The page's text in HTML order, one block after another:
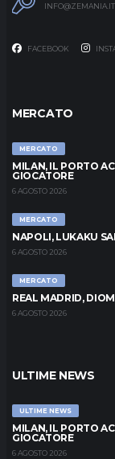
INFO@ZEMANIA.IT
FACEBOOK
MERCATO
MERCATO
MILAN, IL PORTO
GIOCATORE
6 AGOSTO 2026
MERCATO
NAPOLI, LUKAKU
6 AGOSTO 2026
MERCATO
REAL MADRID,
6 AGOSTO 2026
ULTIME NEWS
ULTIME NEWS
MILAN, IL PORTO
GIOCATORE
6 AGOSTO 2026